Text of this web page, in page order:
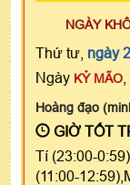
NGÀY
Thứ tư, ngày
Ngày KỶ MÃO
Hoàng đạo
GIỜ TỐT
Tí (23:00-
(11:00-